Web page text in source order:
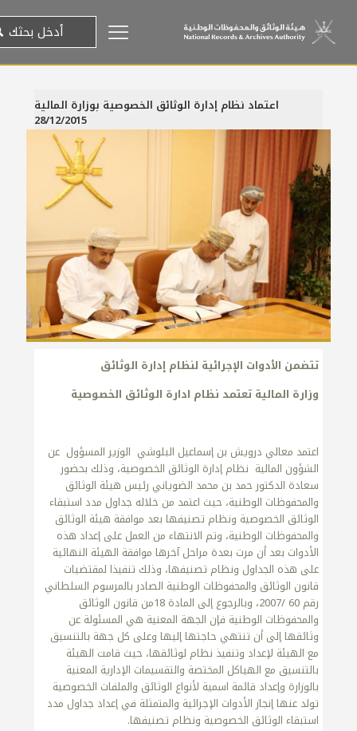
اعتماد نظام إدارة الوثائق الخصوصية بوزارة المالية
28/12/2015
28 ديسمبر، 2015
تتضمن الأدوات الإجرائية لنظام إدارة الوثائق
وزارة المالية تعتمد نظام ادارة الوثائق الخصوصية
اعتمد معالي درويش بن إسماعيل البلوشي الوزير المسؤول عن
الشؤون المالية نظام إدارة الوثائق الخصوصية، وذلك بحضور
سعادة الدكتور حمد بن محمد الضوياني رئيس هيئة الوثائق
والمحفوظات الوطنية، حيث اعتمد من خلاله جداول مدد استبقاء
الوثائق الخصوصية ونظام تصنيفها بعد موافقة هيئة الوثائق
والمحفوظات الوطنية، وتم الانتهاء من العمل على إعداد هذه
الأدوات بعد أن مرت بعدة مراحل آخرها موافقة الهيئة النهائية
على هذه الجداول ونظام تصنيفها، وذلك تنفيذا لمقتضيات
قانون الوثائق والمحفوظات الوطنية الصادر بالمرسوم السلطاني
رقم 60 /2007، وبالرجوع إلى المادة 18من قانون الوثائق
والمحفوظات الوطنية فإن الجهة المعنية هي المسئولة عن
وثائقها إلى أن تنتهي حاجتها إليها وعلى كل جهة بالتنسيق
مع الهيئة لإعداد وتنفيذ نظام لوثائقها، حيث قامت الهيئة
بالتنسيق مع الهياكل المختصة والتقسيمات الإدارية المعنية
بالوزارة وإعداد قائمة اسمية لأنواع الوثائق والملفات الخصوصية
تولد عنها إنجاز الأدوات الإجرائية والمتمثلة في إعداد جداول مدد
استبقاء الوثائق الخصوصية ونظام تصنيفها.